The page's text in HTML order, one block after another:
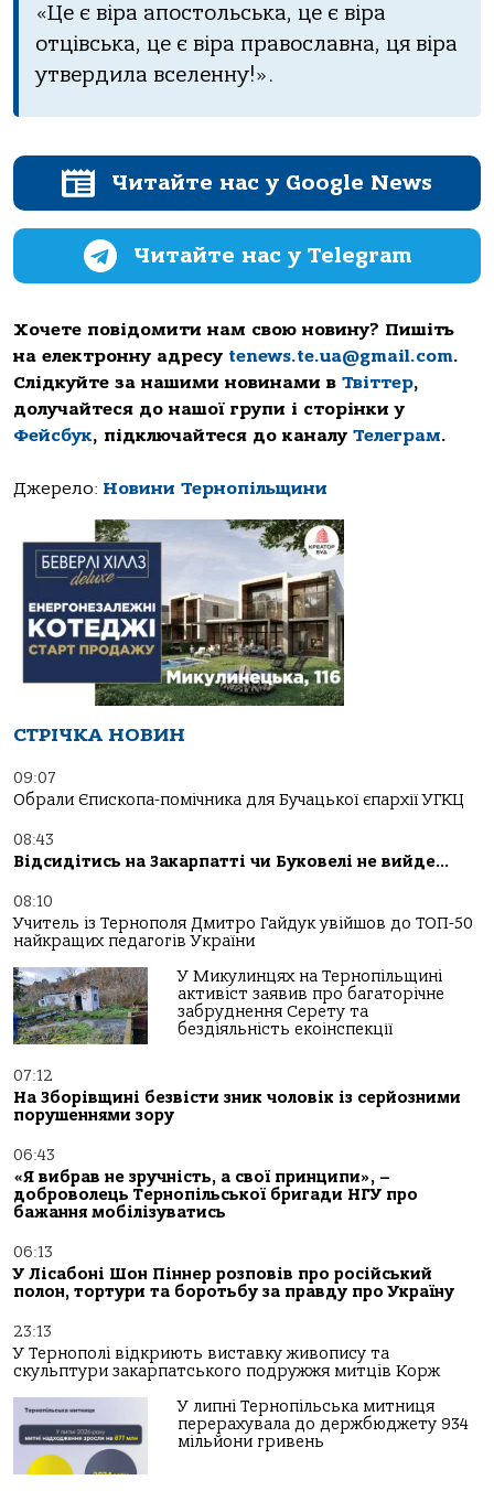
«Це є віра апостольська, це є віра
отцівська, це є віра православна, ця віра
утвердила вселенну!».
Читайте нас у Google News
Читайте нас у Telegram
Хочете повідомити нам свою новину? Пишіть
на електронну адресу tenews.te.ua@gmail.com.
Слідкуйте за нашими новинами в Твіттер,
долучайтеся до нашої групи і сторінки у
Фейсбук, підключайтеся до каналу Телеграм.
Джерело: Новини Тернопільщини
СТРІЧКА НОВИН
09:07
Обрали Єпископа-помічника для Бучацької єпархії УГКЦ
08:43
Відсидітись на Закарпатті чи Буковелі не вийде…
08:10
Учитель із Тернополя Дмитро Гайдук увійшов до ТОП-50
найкращих педагогів України
У Микулинцях на Тернопільщині
активіст заявив про багаторічне
забруднення Серету та
бездіяльність екоінспекції
07:12
На Зборівщині безвісти зник чоловік із серйозними
порушеннями зору
06:43
«Я вибрав не зручність, а свої принципи», –
доброволець Тернопільської бригади НГУ про
бажання мобілізуватись
06:13
У Лісабоні Шон Піннер розповів про російський
полон, тортури та боротьбу за правду про Україну
23:13
У Тернополі відкриють виставку живопису та
скульптури закарпатського подружжя митців Корж
У липні Тернопільська митниця
перерахувала до держбюджету 934
мільйони гривень